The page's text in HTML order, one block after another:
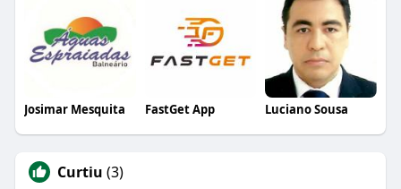
Josimar Mesquita FastGet App Luciano Sousa
Curtiu (3)